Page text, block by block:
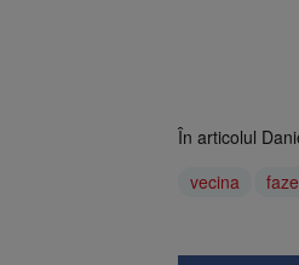
În articolul
vecina